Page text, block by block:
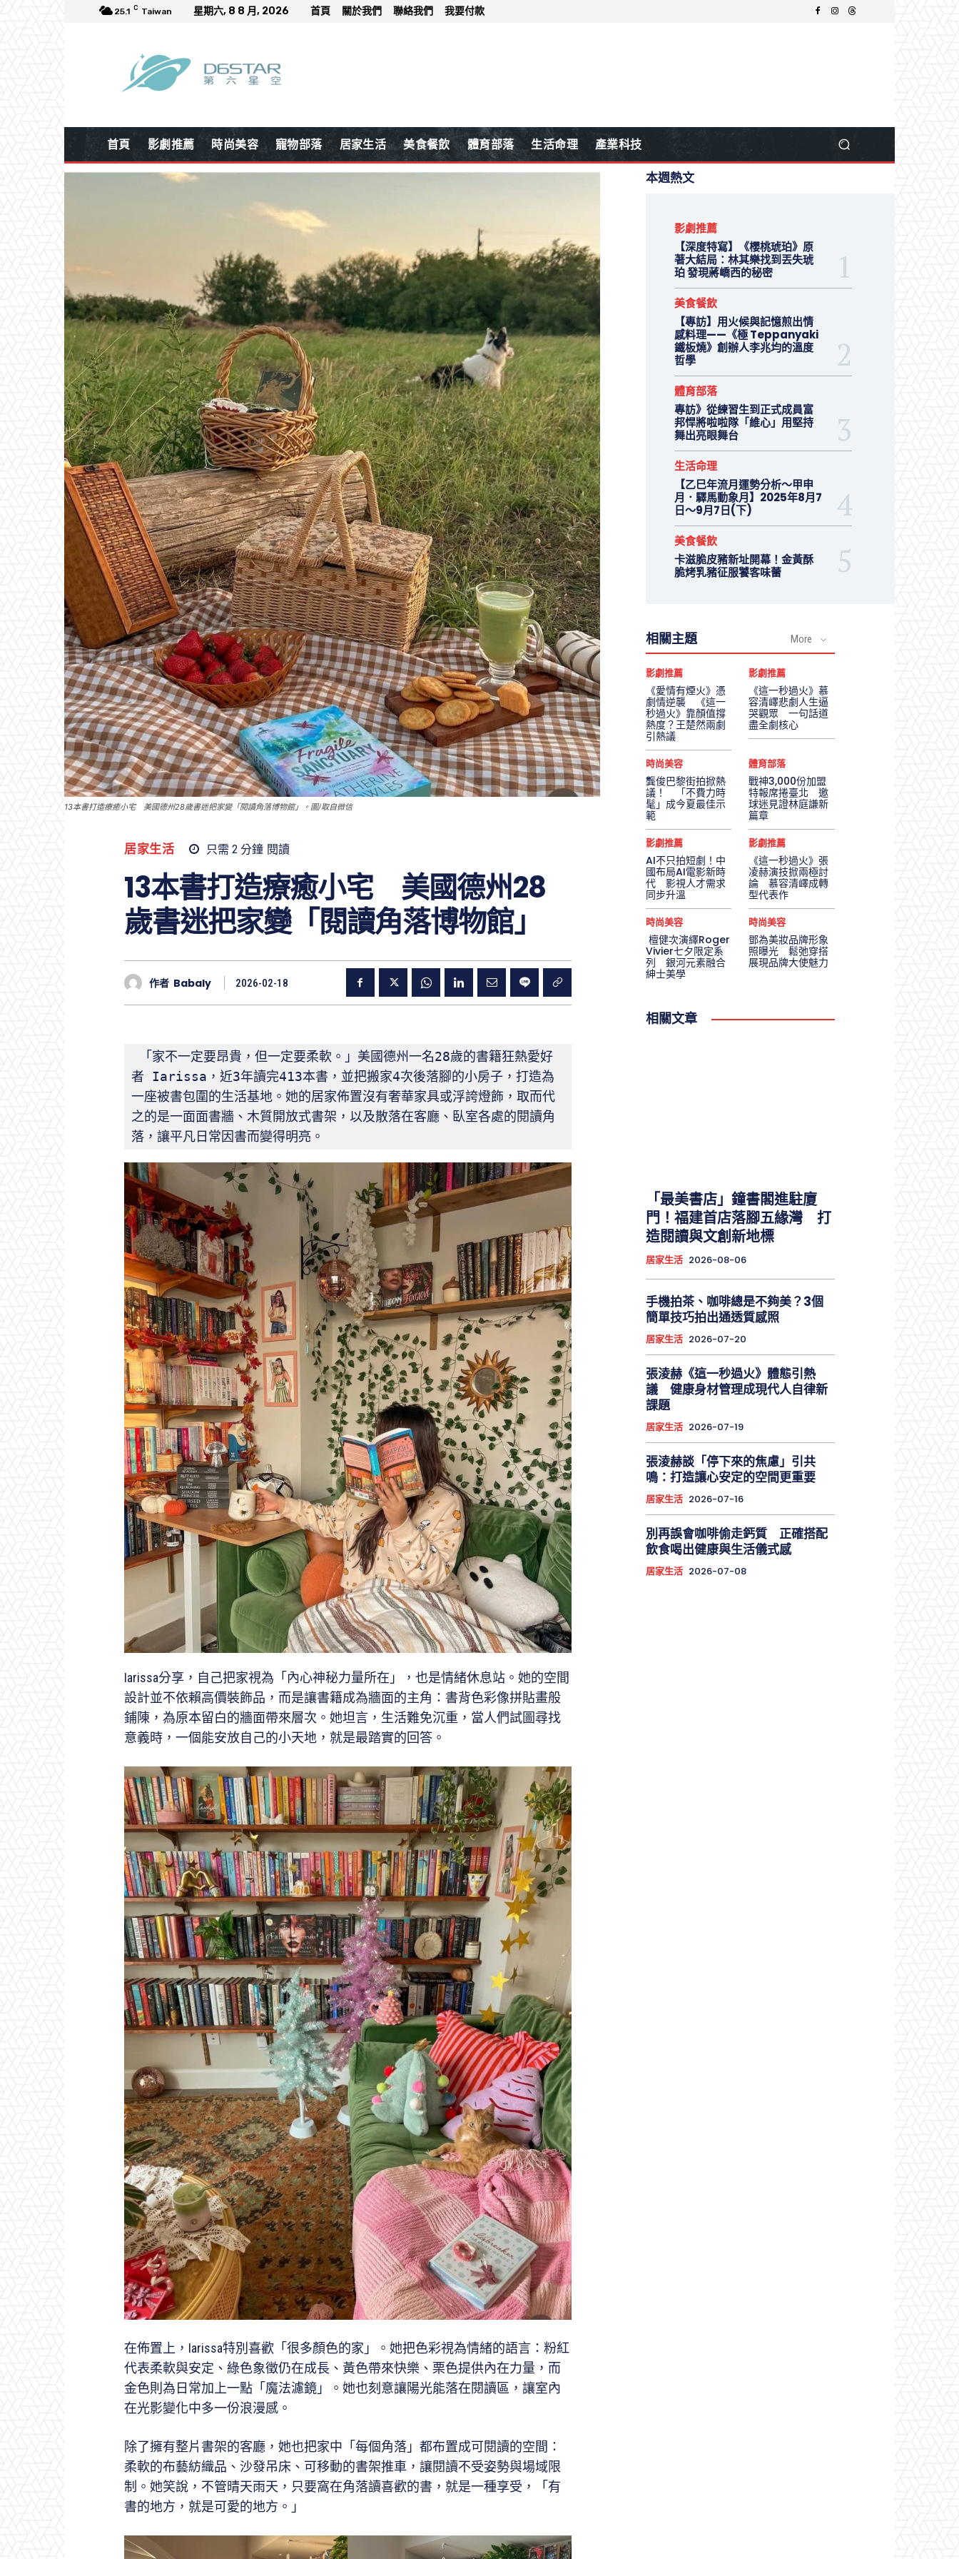
25.1 C Taiwan 星期六, 8 8 月, 2026 首頁 關於我們 聯絡我們 我要付款
首頁 影劇推薦 時尚美容 寵物部落 居家生活 美食餐飲 體育部落 生活命理 產業科技
13本書打造療癒小宅 美國德州28歲書迷把家變「閱讀角落博物館」。圖/取自微信
居家生活 只需 2 分鐘 閱讀
13本書打造療癒小宅 美國德州28
歲書迷把家變「閱讀角落博物館」
作者 Babaly 2026-02-18
「家不一定要昂貴，但一定要柔軟。」美國德州一名28歲的書籍狂熱愛好
者 Iarissa，近3年讀完413本書，並把搬家4次後落腳的小房子，打造為
一座被書包圍的生活基地。她的居家佈置沒有奢華家具或浮誇燈飾，取而代
之的是一面面書牆、木質開放式書架，以及散落在客廳、臥室各處的閱讀角
落，讓平凡日常因書而變得明亮。
Iarissa分享，自己把家視為「內心神秘力量所在」，也是情緒休息站。她的空間
設計並不依賴高價裝飾品，而是讓書籍成為牆面的主角：書背色彩像拼貼畫般
鋪陳，為原本留白的牆面帶來層次。她坦言，生活難免沉重，當人們試圖尋找
意義時，一個能安放自己的小天地，就是最踏實的回答。
在佈置上，Iarissa特別喜歡「很多顏色的家」。她把色彩視為情緒的語言：粉紅
代表柔軟與安定、綠色象徵仍在成長、黃色帶來快樂、栗色提供內在力量，而
金色則為日常加上一點「魔法濾鏡」。她也刻意讓陽光能落在閱讀區，讓室內
在光影變化中多一份浪漫感。
除了擁有整片書架的客廳，她也把家中「每個角落」都布置成可閱讀的空間：
柔軟的布藝紡織品、沙發吊床、可移動的書架推車，讓閱讀不受姿勢與場域限
制。她笑說，不管晴天雨天，只要窩在角落讀喜歡的書，就是一種享受，「有
書的地方，就是可愛的地方。」
本週熱文
影劇推薦
【深度特寫】《櫻桃琥珀》原
著大結局：林其樂找到丟失琥
珀 發現蔣嶠西的秘密
美食餐飲
【專訪】用火候與記憶煎出情
感料理——《極 Teppanyaki
鐵板燒》創辦人李兆均的溫度
哲學
體育部落
專訪》從練習生到正式成員富
邦悍將啦啦隊「維心」用堅持
舞出亮眼舞台
生活命理
【乙巳年流月運勢分析～甲申
月．驛馬動象月】2025年8月7
日～9月7日(下)
美食餐飲
卡滋脆皮豬新址開幕！金黃酥
脆烤乳豬征服饕客味蕾
相關主題 More
影劇推薦
《愛情有煙火》憑
劇情逆襲 《這一
秒過火》靠顏值撐
熱度？王楚然兩劇
引熱議
影劇推薦
《這一秒過火》慕
容清嶧悲劇人生逼
哭觀眾 一句話道
盡全劇核心
時尚美容
龔俊巴黎街拍掀熱
議！ 「不費力時
髦」成今夏最佳示
範
體育部落
戰神3,000份加盟
特報席捲臺北 邀
球迷見證林庭謙新
篇章
影劇推薦
AI不只拍短劇！中
國布局AI電影新時
代 影視人才需求
同步升溫
影劇推薦
《這一秒過火》張
凌赫演技掀兩極討
論 慕容清嶧成轉
型代表作
時尚美容
檀健次演繹Roger
Vivier七夕限定系
列 銀河元素融合
紳士美學
時尚美容
鄧為美妝品牌形象
照曝光 鬆弛穿搭
展現品牌大使魅力
相關文章
「最美書店」鐘書閣進駐廈
門！福建首店落腳五緣灣 打
造閱讀與文創新地標
居家生活 2026-08-06
手機拍茶、咖啡總是不夠美？3個
簡單技巧拍出通透質感照
居家生活 2026-07-20
張淩赫《這一秒過火》體態引熱
議 健康身材管理成現代人自律新
課題
居家生活 2026-07-19
張淩赫談「停下來的焦慮」引共
鳴：打造讓心安定的空間更重要
居家生活 2026-07-16
別再誤會咖啡偷走鈣質 正確搭配
飲食喝出健康與生活儀式感
居家生活 2026-07-08